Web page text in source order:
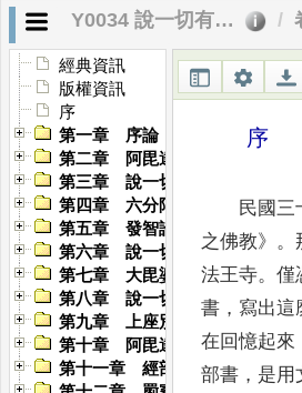
Y0034 說一切有部為主的論書與論師之研究
經典資訊
版權資訊
序
第一章 序論
第二章 阿毘達磨的起源與成立
第三章 說一切有部及其論書
第四章 六分阿毘達磨論
第五章 發智論與大毘婆沙論
第六章 說一切有部的四大論師
第七章 大毘婆沙論的諸大論師
第八章 說一切有部的譬喻師
第九章 上座別系分別論者
第十章 阿毘達磨論的新猷
第十一章 經部譬喻師的流行
序
民國三
之佛教》 。
法王寺。僅
書 ， 寫出這
在回憶起來
部書 ， 是用